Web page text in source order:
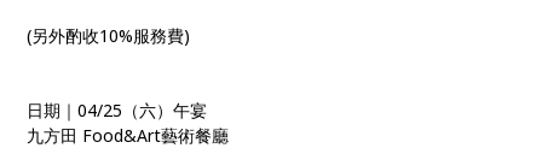
(另外酌收10%服務費)
日期｜04/25（六）午宴
九方田 Food&Art藝術餐廳